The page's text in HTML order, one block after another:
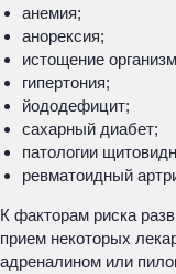
анемия;
анорексия;
истощение
гипертония;
йододефицит;
сахарный диабет;
патологии
ревматоидный
К факторам риска
прием некоторых
адреналином или